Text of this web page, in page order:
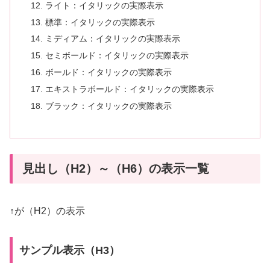
ライト：イタリックの実際表示
標準：イタリックの実際表示
ミディアム：イタリックの実際表示
セミボールド：イタリックの実際表示
ボールド：イタリックの実際表示
エキストラボールド：イタリックの実際表示
ブラック：イタリックの実際表示
見出し（H2）～（H6）の表示一覧
↑が（H2）の表示
サンプル表示（H3）